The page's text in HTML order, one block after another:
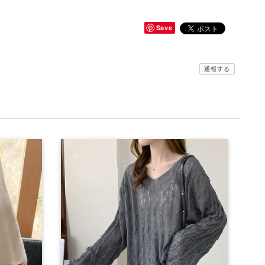
Save
通報する